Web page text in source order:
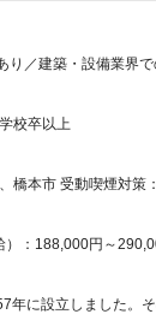
／建築・設備業界で
校卒以上
橋本市 受動喫煙対策
：188,000円～
に設立しました。そ